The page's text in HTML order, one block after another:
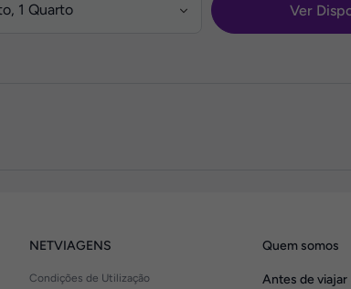
Ver
NETVIAGENS
Condições de Utilização
Quem somos
Antes de viajar